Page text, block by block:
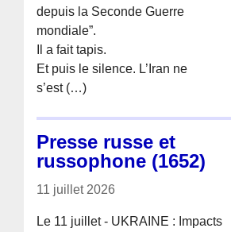
depuis la Seconde Guerre
mondiale”.
Il a fait tapis.
Et puis le silence. L’Iran ne
s’est (…)
Presse russe et
russophone (1652)
11 juillet 2026
Le 11 juillet - UKRAINE : Impacts